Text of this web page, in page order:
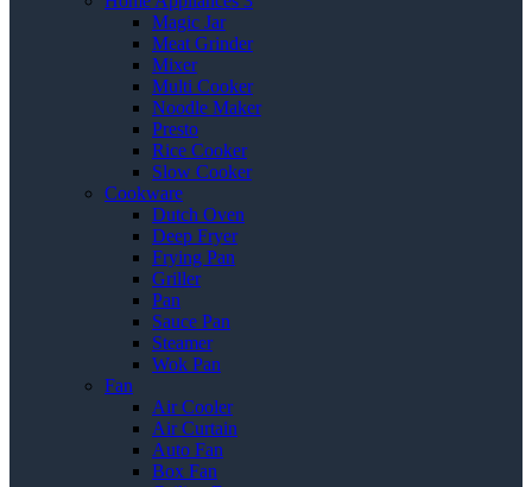
Magic Jar
Meat Grinder
Mixer
Multi Cooker
Noodle Maker
Presto
Rice Cooker
Slow Cooker
Cookware
Dutch Oven
Deep Fryer
Frying Pan
Griller
Pan
Sauce Pan
Steamer
Wok Pan
Fan
Air Cooler
Air Curtain
Auto Fan
Box Fan